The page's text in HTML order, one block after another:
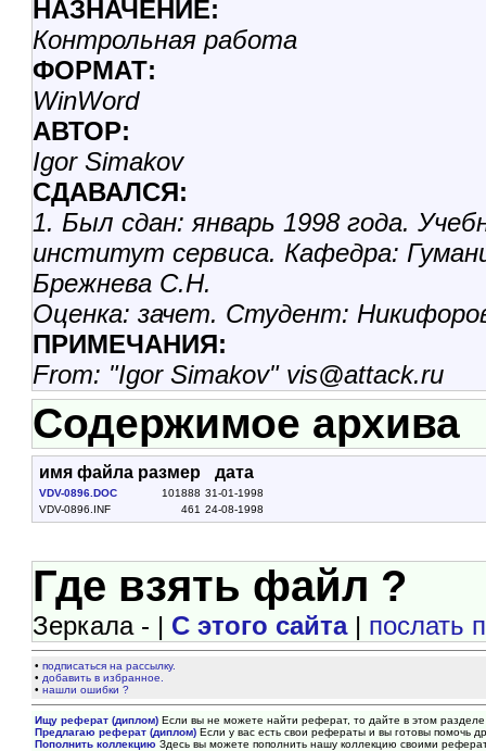
НАЗHАЧЕНИЕ:
Контрольная работа
ФОРМАТ:
WinWord
АВТОР:
Igor Simakov
СДАВАЛСЯ:
1. Был сдан: январь 1998 года.
институт сервиса. Кафедра:
Брежнева С.Н.
Оценка: зачет. Студент:
ПРИМЕЧАНИЯ:
From: "Igor Simakov" vis@attack.ru
Содержимое архива
имя файла размер дата
VDV-0896.DOC 101888 31-01-1998
VDV-0896.INF
461 24-08-1998
Где взять файл ?
Зеркала - | С этого сайта| послать
•подписаться на рассылку.
• добавить в избранное.
•нашли ошибки ?
Ищу реферат (диплом) Если вы не можете найти реферат, то дайте в этом
Предлагаю реферат (диплом) Если у вас есть свои рефераты и вы готовы помочь
Пополнить коллекцию Здесь вы можете пополнить нашу коллекцию своими